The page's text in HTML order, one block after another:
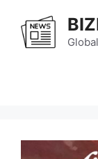
content